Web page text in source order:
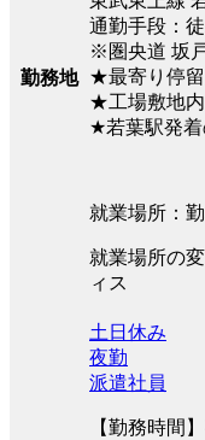
勤務地
通勤手段：
※圏央道 坂
★最寄り停
★工場敷地内
★若葉駅発
就業場所：
就業場所の
ィス
土日休み
夜勤
派遣社員
【勤務時間